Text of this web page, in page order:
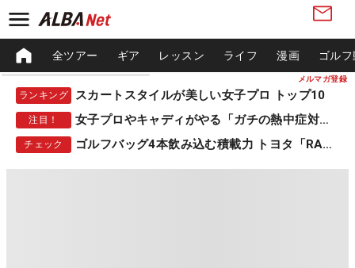
メルマガ登録
全ツアー ギア レッスン ライフ 漫画 ゴル
ランキング スカートスタイルが美しい女子プロ トップ10
注目！ 女子プロやキャディがやる「ガチの熱中症対策」
チェック ゴルフバッグ4本飲み込む積載力 トヨタ「RAV4」